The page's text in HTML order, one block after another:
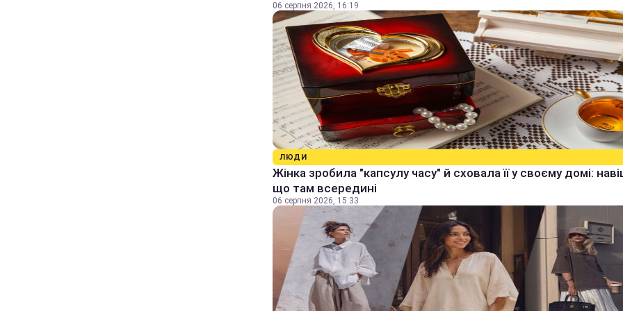
06 серпня 2026, 16:19
ЛЮДИ
Жінка зробила "капсулу часу" й сховала її у своєму домі:
що там всередині
06 серпня 2026, 15:33